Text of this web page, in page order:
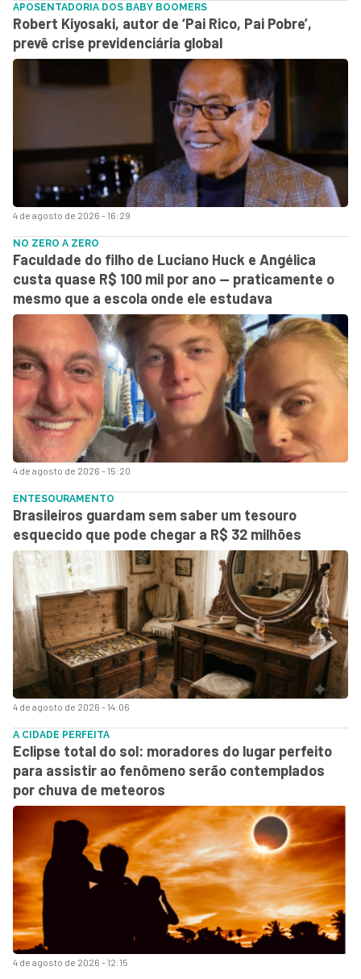
4 de agosto de 2026 - 16:29
APOSENTADORIA DOS BABY BOOMERS
Robert Kiyosaki, autor de ‘Pai Rico, Pai Pobre’,
prevê crise previdenciária global
4 de agosto de 2026 - 15:20
NO ZERO A ZERO
Faculdade do filho de Luciano Huck e Angélica
custa quase R$ 100 mil por ano — praticamente o
mesmo que a escola onde ele estudava
4 de agosto de 2026 - 14:06
ENTESOURAMENTO
Brasileiros guardam sem saber um tesouro
esquecido que pode chegar a R$ 32 milhões
4 de agosto de 2026 - 12:15
A CIDADE PERFEITA
Eclipse total do sol: moradores do lugar perfeito
para assistir ao fenômeno serão contemplados
por chuva de meteoros